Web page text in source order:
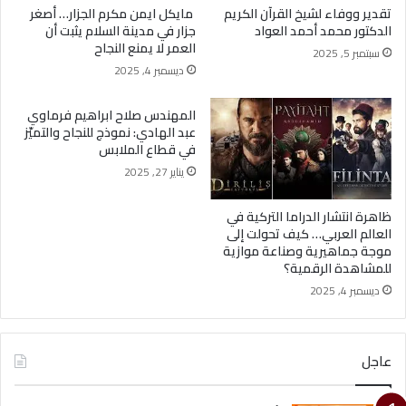
تقدير ووفاء لشيخ القرآن الكريم
الدكتور محمد أحمد العواد
سبتمبر 5, 2025
مايكل ايمن مكرم الجزار… أصغر
جزار في مدينة السلام يثبت أن
العمر لا يمنع النجاح
ديسمبر 4, 2025
ظاهرة انتشار الدراما التركية في
العالم العربي… كيف تحولت إلى
موجة جماهيرية وصناعة موازية
للمشاهدة الرقمية؟
ديسمبر 4, 2025
المهندس صلاح ابراهيم فرماوي
عبد الهادي: نموذج للنجاح والتميّز
في قطاع الملابس
يناير 27, 2025
عاجل